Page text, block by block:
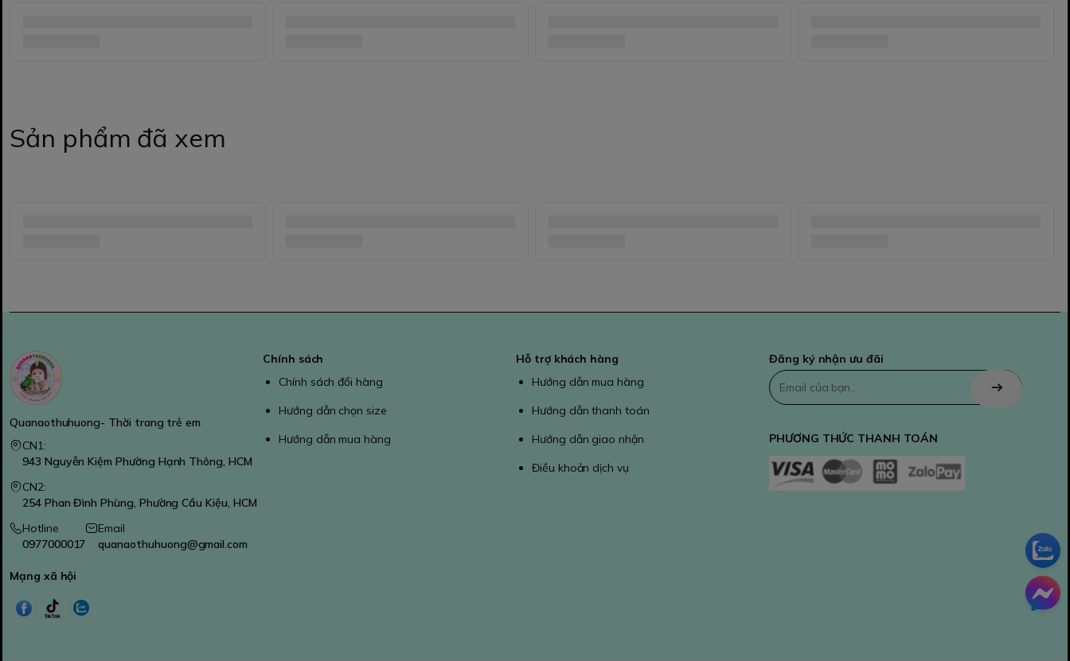
Sản phẩm đã xem
Quanaothuhuong- Thời trang trẻ em
CN1:
943 Nguyễn Kiệm Phường Hạnh Thông, HCM
CN2:
254 Phan Đình Phùng, Phường Cầu Kiệu, HCM
Hotline
0977000017
Email
quanaothuhuong@gmail.com
Mạng xã hội
Chính sách
Chính sách đổi hàng
Hướng dẫn chọn size
Hướng dẫn mua hàng
Hỗ trợ khách hàng
Hướng dẫn mua hàng
Hướng dẫn thanh toán
Hướng dẫn giao nhận
Điều khoản dịch vụ
Đăng ký nhận ưu đãi
PHƯƠNG THỨC THANH TOÁN